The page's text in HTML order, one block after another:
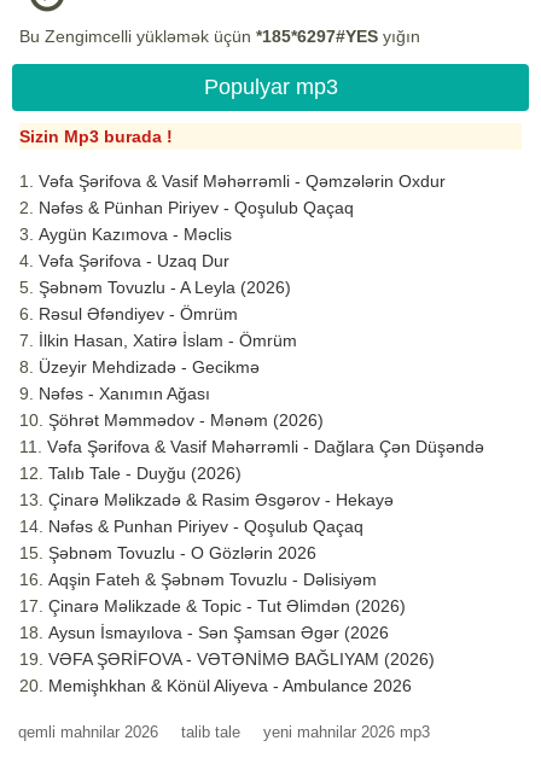
Bu Zengimcelli yükləmək üçün *185*6297#YES yığın
Populyar mp3
Sizin Mp3 burada !
Vəfa Şərifova & Vasif Məhərrəmli - Qəmzələrin Oxdur
Nəfəs & Pünhan Piriyev - Qoşulub Qaçaq
Aygün Kazımova - Məclis
Vəfa Şərifova - Uzaq Dur
Şəbnəm Tovuzlu - A Leyla (2026)
Rəsul Əfəndiyev - Ömrüm
İlkin Hasan, Xatirə İslam - Ömrüm
Üzeyir Mehdizadə - Gecikmə
Nəfəs - Xanımın Ağası
Şöhrət Məmmədov - Mənəm (2026)
Vəfa Şərifova & Vasif Məhərrəmli - Dağlara Çən Düşəndə
Talıb Tale - Duyğu (2026)
Çinarə Məlikzadə & Rasim Əsgərov - Hekayə
Nəfəs & Punhan Piriyev - Qoşulub Qaçaq
Şəbnəm Tovuzlu - O Gözlərin 2026
Aqşin Fateh & Şəbnəm Tovuzlu - Dəlisiyəm
Çinarə Məlikzade & Topic - Tut Əlimdən (2026)
Aysun İsmayılova - Sən Şamsan Əgər (2026
VƏFA ŞƏRİFOVA - VƏTƏNİMƏ BAĞLIYAM (2026)
Memişhkhan & Könül Aliyeva - Ambulance 2026
qemli mahnilar 2026 talib tale yeni mahnilar 2026 mp3